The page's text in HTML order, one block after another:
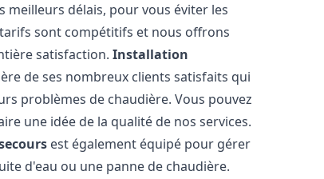
délais, pour vous éviter les
sont compétitifs et nous offrons
satisfaction.Installation
de ses nombreux clients satisfaits qui
problèmes de chaudière. Vous pouvez
une idée de la qualité de nos services.
est également équipé pour gérer
d'eau ou une panne de chaudière.